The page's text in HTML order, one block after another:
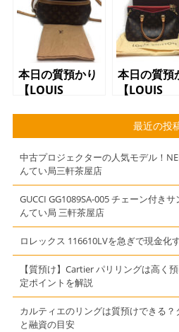
チ M51980
ポシェット ア
クセソワ―ル
モノグラム】
トンバッグ
M41526
ーディ30
ドバッグ
グラム】
本日の質預かり
【LOUIS
ルダーバッグ
M51221】
本日の質預
【LOUIS
ヴィトン）
ルダーバ
M41241
ム】
最近の投
中古プロジェクターの人気モデル！
んてい局三軒茶屋店
GUCCI GG1089SA-005 チェーン付き
んてい局 三軒茶屋店
ロレックス 116610LVを急ぎで現金化
【質預け】Cartier パリリングは高く
定ポイントを解説
カルティエのリングは質預けできる
と融資の目安